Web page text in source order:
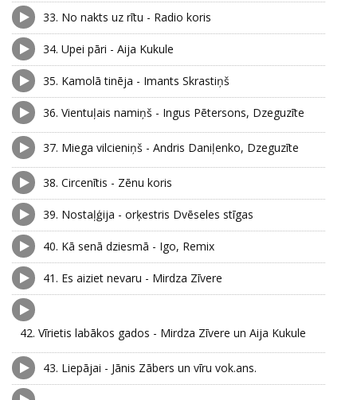
33. No nakts uz rītu - Radio koris
34. Upei pāri - Aija Kukule
35. Kamolā tinēja - Imants Skrastiņš
36. Vientuļais namiņš - Ingus Pētersons, Dzeguzīte
37. Miega vilcieniņš - Andris Daniļenko, Dzeguzīte
38. Circenītis - Zēnu koris
39. Nostaļģija - orķestris Dvēseles stīgas
40. Kā senā dziesmā - Igo, Remix
41. Es aiziet nevaru - Mirdza Zīvere
42. Vīrietis labākos gados - Mirdza Zīvere un Aija Kukule
43. Liepājai - Jānis Zābers un vīru vok.ans.